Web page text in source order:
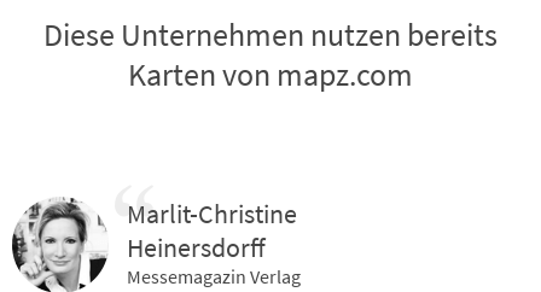
Diese Unternehmen nutzen bereits
Karten von mapz.com
Marlit-Christine
Heinersdorff
Messemagazin Verlag